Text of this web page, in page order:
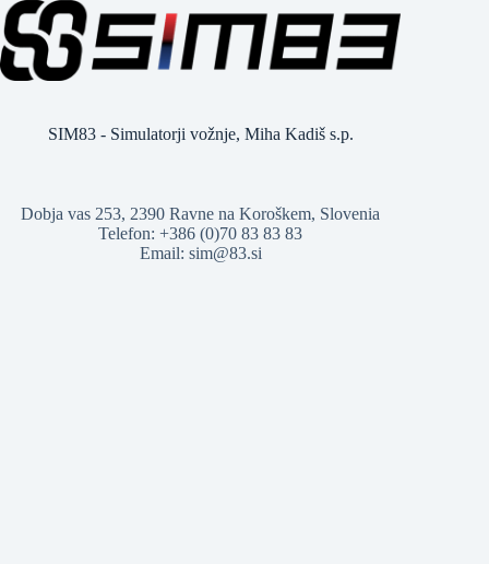
SIM83 - Simulatorji vožnje, Miha Kadiš s.p.
Dobja vas 253, 2390 Ravne na Koroškem, Slovenia
Telefon: +386 (0)70 83 83 83
Email: sim@83.si